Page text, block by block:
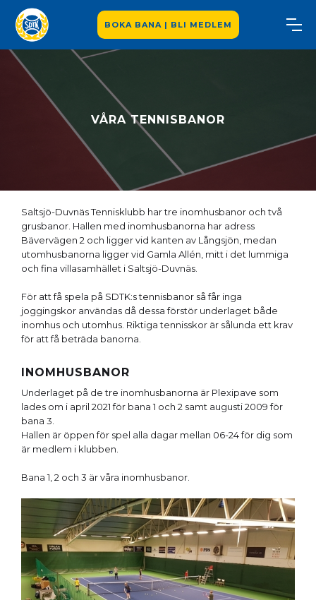
BOKA BANA | BLI MEDLEM
VÅRA TENNISBANOR
Saltsjö-Duvnäs Tennisklubb har tre inomhusbanor och två
grusbanor. Hallen med inomhusbanorna har adress
Bävervägen 2 och ligger vid kanten av Långsjön, medan
utomhusbanorna ligger vid Gamla Allén, mitt i det lummiga
och fina villasamhället i Saltsjö-Duvnäs.
För att få spela på SDTK:s tennisbanor så får inga
joggingskor användas då dessa förstör underlaget både
inomhus och utomhus. Riktiga tennisskor är sålunda ett krav
för att få beträda banorna.
INOMHUSBANOR
Underlaget på de tre inomhusbanorna är Plexipave som
lades om i april 2021 för bana 1 och 2 samt augusti 2009 för
bana 3.
Hallen är öppen för spel alla dagar mellan 06-24 för dig som
är medlem i klubben.
Bana 1, 2 och 3 är våra inomhusbanor.